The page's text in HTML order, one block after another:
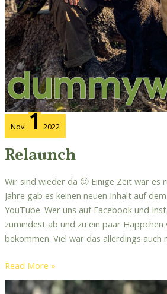
Nov. 1 2022
Relaunch
Wir sind wieder da 🙂 Einige Zeit war es
Jahre gab es keinen neuen Inhalt auf
YouTube. Wer uns auf Facebook und
zumindest ab und zu ein paar Häppchen
bekommen. Viel war das allerdings auch
Read More »
Lockeres